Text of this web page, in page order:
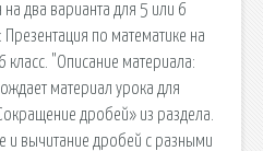
на два варианта для 5 или 6
Презентация по математике на
"Описание материала:
материал урока для
дробей» из раздела.
и вычитание дробей с разными